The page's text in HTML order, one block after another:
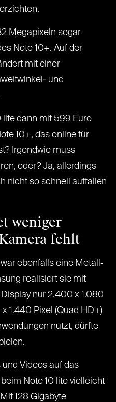
Megapixeln sogar
Note 10+. Auf der
mit einer
und
lite dann mit 599 Euro
10+, das online für
Irgendwie muss
oder? Ja, allerdings
nicht so schnell auffallen
weniger
fehlt
ebenfalls eine Metall-
realisiert sie mit
nur 2.400 x 1.080
1.440 Pixel (Quad HD+)
nutzt, dürfte
und Videos auf das
Note 10 lite vielleicht
128 Gigabyte